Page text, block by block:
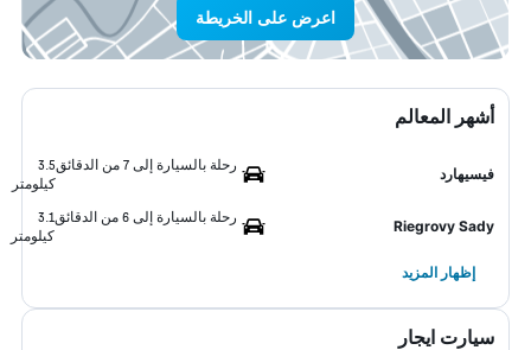
اعرض على الخريطة
أشهر المعالم
فيسيهارد
رحلة بالسيارة إلى 7 من الدقائق
3.5
كيلومتر
Riegrovy Sady
رحلة بالسيارة إلى 6 من الدقائق
3.1
كيلومتر
إظهار المزيد
سيارت ايجار